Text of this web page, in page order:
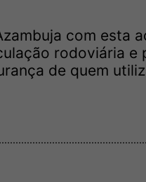
com esta
rodoviária e
de quem